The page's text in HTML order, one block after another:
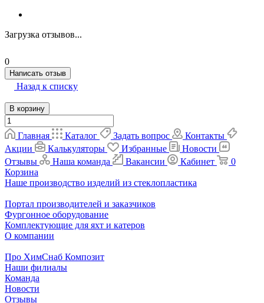
Загрузка отзывов...
0
Написать отзыв
Назад к списку
В корзину
Главная Каталог Задать вопрос
Контакты
Акции
Калькуляторы Избранные
Новости
Отзывы
Наша команда Вакансии Кабинет
0
Корзина
Наше производство изделий из стеклопластика
Портал производителей и заказчиков
Фургонное оборудование
Комплектующие для яхт и катеров
О компании
Про ХимСнаб Композит
Наши филиалы
Команда
Новости
Отзывы